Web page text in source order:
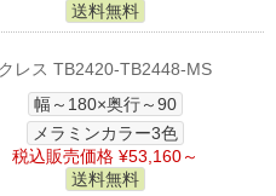
送料無料
クレス TB2420-TB2448-MS
幅～180×奥行～90
メラミンカラー3色
税込販売価格 ¥53,160～
送料無料